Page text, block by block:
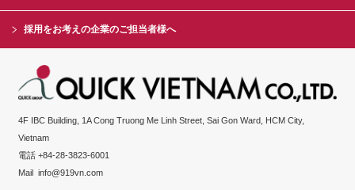
採用をお考えの企業のご担当者様へ
4F IBC Building, 1A Cong Truong Me Linh Street, Sai Gon Ward, HCM City,
Vietnam
電話 +84-28-3823-6001
Mailinfo@919vn.com